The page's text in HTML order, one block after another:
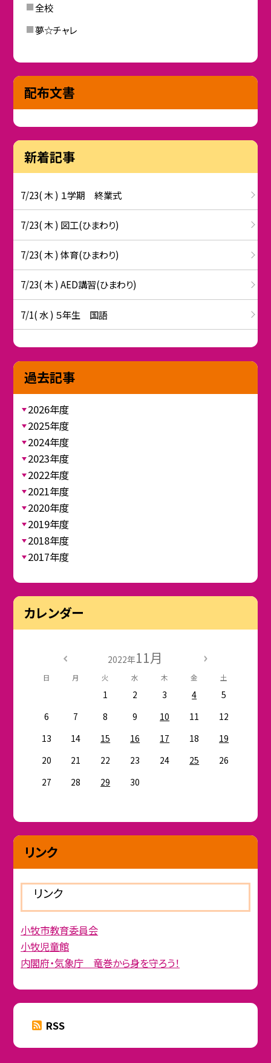
全校
夢☆チャレ
配布文書
新着記事
7/23( 木 ) １学期 終業式
7/23( 木 ) 図工(ひまわり)
7/23( 木 ) 体育(ひまわり)
7/23( 木 ) AED講習(ひまわり)
7/1( 水 ) ５年生 国語
過去記事
2026年度
2025年度
2024年度
2023年度
2022年度
2021年度
2020年度
2019年度
2018年度
2017年度
カレンダー
2022年11月
日 月 火 水 木 金 土
1 2 3 4
5
6
7 8 9 10 11
12
13
14 15 16 17 18
19
20
21 22 23 24 25
26
27
28 29 30
リンク
リンク
小牧市教育委員会
小牧児童館
内閣府・気象庁 竜巻から身を守ろう！
RSS